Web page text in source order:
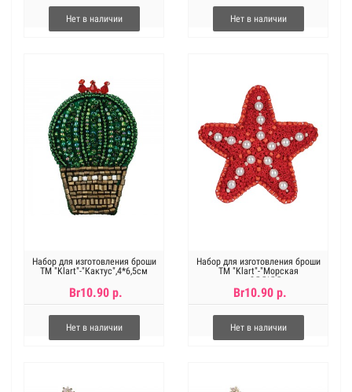
Нет в наличии Нет в наличии
Набор для изготовления броши
ТМ "Klart"-"Кактус",4*6,5см
Br10.90 р.
Нет в наличии
Набор для изготовления броши
ТМ "Klart"-"Морская
звезда",5,5*5,5см
Br10.90 р.
Нет в наличии